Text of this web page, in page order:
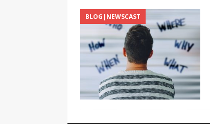
BLOG|NEWSCAST